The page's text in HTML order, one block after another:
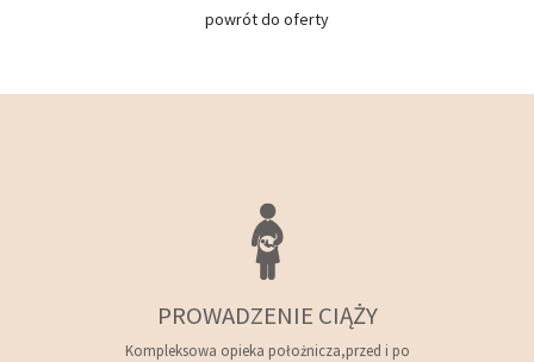
powrót do oferty
PROWADZENIE CIĄŻY
Kompleksowa opieka położnicza,przed i po